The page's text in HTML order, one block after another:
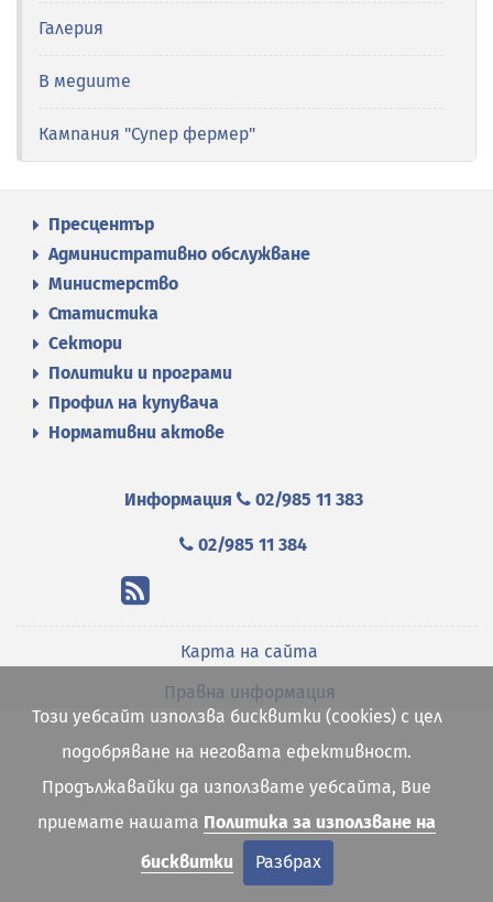
Галерия
В медиите
Кампания "Супер фермер"
Пресцентър
Административно обслужване
Министерство
Статистика
Сектори
Политики и програми
Профил на купувача
Нормативни актове
Информация 02/985 11 383
02/985 11 384
Карта на сайта
Правна информация
Този уебсайт използва бисквитки (cookies) с цел
подобряване на неговата ефективност.
Продължавайки да използвате уебсайта, Вие
приемате нашата Политика за използване на
бисквитки
Разбрах